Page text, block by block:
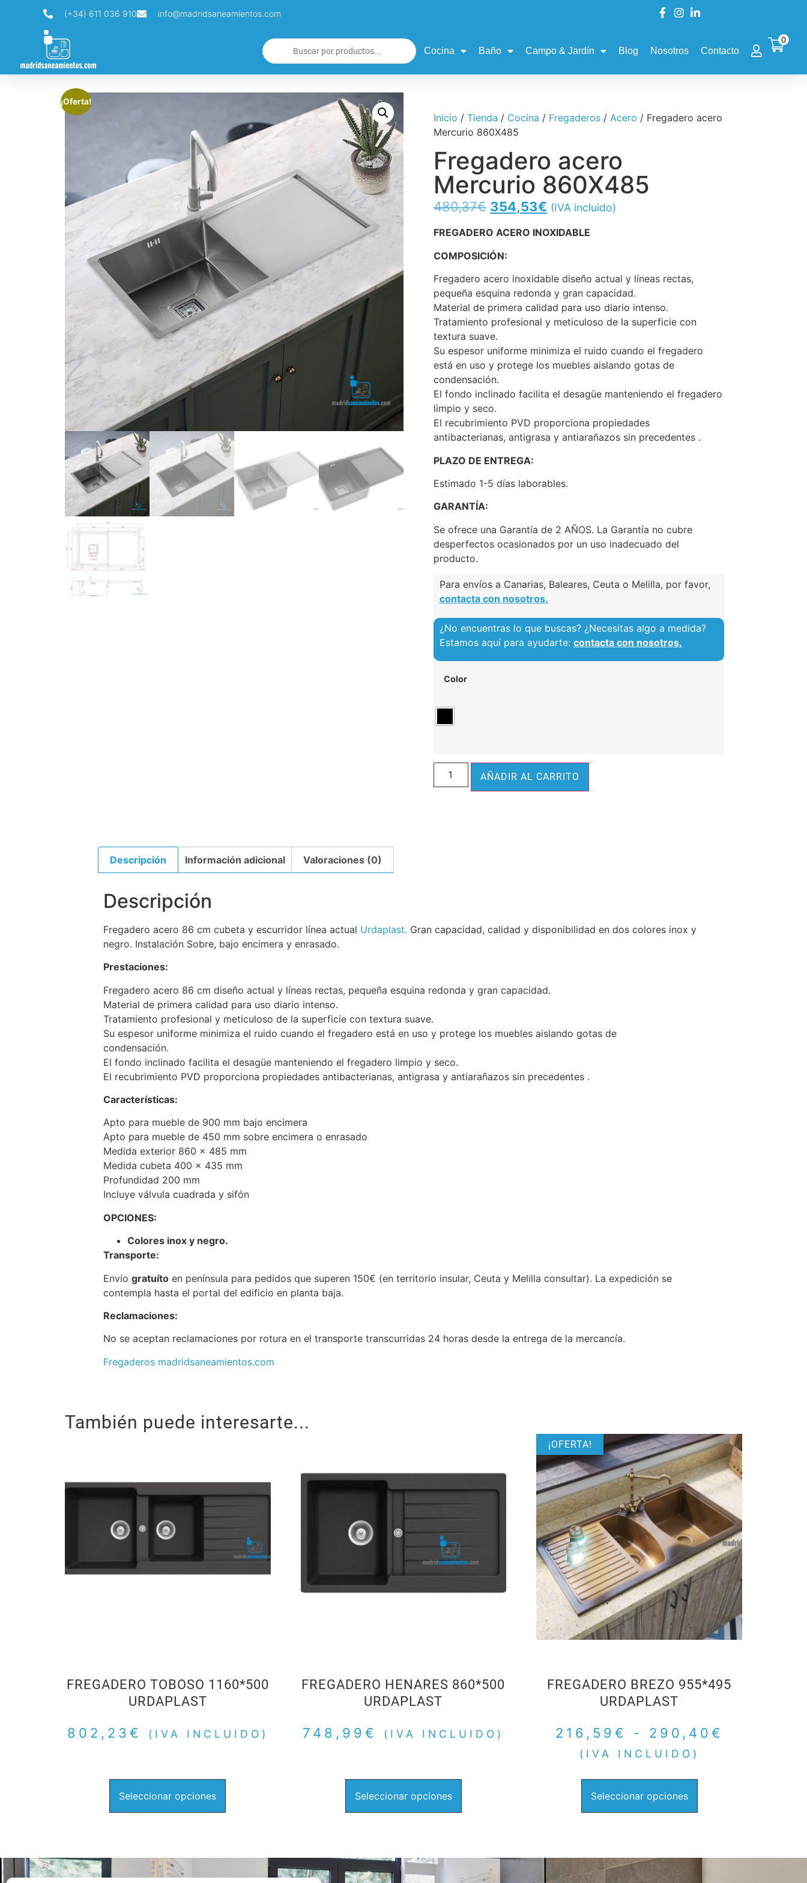
(+34) 611 036 910 info@madridsaneamientos.com
Cocina Baño Campo & Jardín Blog Nosotros Contacto
0
¡Oferta!
Inicio / Tienda / Cocina / Fregaderos / Acero / Fregadero acero
Mercurio 860X485
Fregadero acero
Mercurio 860X485
480,37€ 354,53€ (IVA incluido)
FREGADERO ACERO INOXIDABLE
COMPOSICIÓN:
Fregadero acero inoxidable diseño actual y líneas rectas,
pequeña esquina redonda y gran capacidad.
Material de primera calidad para uso diario intenso.
Tratamiento profesional y meticuloso de la superficie con
textura suave.
Su espesor uniforme minimiza el ruido cuando el fregadero
está en uso y protege los muebles aislando gotas de
condensación.
El fondo inclinado facilita el desagüe manteniendo el fregadero
limpio y seco.
El recubrimiento PVD proporciona propiedades
antibacterianas, antigrasa y antiarañazos sin precedentes .
PLAZO DE ENTREGA:
Estimado 1-5 días laborables.
GARANTÍA:
Se ofrece una Garantía de 2 AÑOS. La Garantía no cubre
desperfectos ocasionados por un uso inadecuado del
producto.
Para envíos a Canarias, Baleares, Ceuta o Melilla, por favor,
contacta con nosotros.
¿No encuentras lo que buscas? ¿Necesitas algo a medida?
Estamos aquí para ayudarte: contacta con nosotros.
Color
AÑADIR AL CARRITO
Descripción Información adicional Valoraciones (0)
Descripción
Fregadero acero 86 cm cubeta y escurridor línea actual Urdaplast. Gran capacidad, calidad y disponibilidad en dos colores inox y
negro. Instalación Sobre, bajo encimera y enrasado.
Prestaciones:
Fregadero acero 86 cm diseño actual y líneas rectas, pequeña esquina redonda y gran capacidad.
Material de primera calidad para uso diario intenso.
Tratamiento profesional y meticuloso de la superficie con textura suave.
Su espesor uniforme minimiza el ruido cuando el fregadero está en uso y protege los muebles aislando gotas de
condensación.
El fondo inclinado facilita el desagüe manteniendo el fregadero limpio y seco.
El recubrimiento PVD proporciona propiedades antibacterianas, antigrasa y antiarañazos sin precedentes .
Características:
Apto para mueble de 900 mm bajo encimera
Apto para mueble de 450 mm sobre encimera o enrasado
Medida exterior 860 x 485 mm
Medida cubeta 400 x 435 mm
Profundidad 200 mm
Incluye válvula cuadrada y sifón
OPCIONES:
Colores inox y negro.
Transporte:
Envío gratuíto en península para pedidos que superen 150€ (en territorio insular, Ceuta y Melilla consultar). La expedición se
contempla hasta el portal del edificio en planta baja.
Reclamaciones:
No se aceptan reclamaciones por rotura en el transporte transcurridas 24 horas desde la entrega de la mercancía.
Fregaderos madridsaneamientos.com
También puede interesarte...
FREGADERO TOBOSO 1160*500
URDAPLAST
802,23 € (IVA INCLUIDO)
Seleccionar opciones
FREGADERO HENARES 860*500
URDAPLAST
748,99€ (IVA INCLUIDO)
Seleccionar opciones
¡OFERTA!
FREGADERO BREZO 955*495
URDAPLAST
216,59 € - 290,40 €
(IVA INCLUIDO)
Seleccionar opciones